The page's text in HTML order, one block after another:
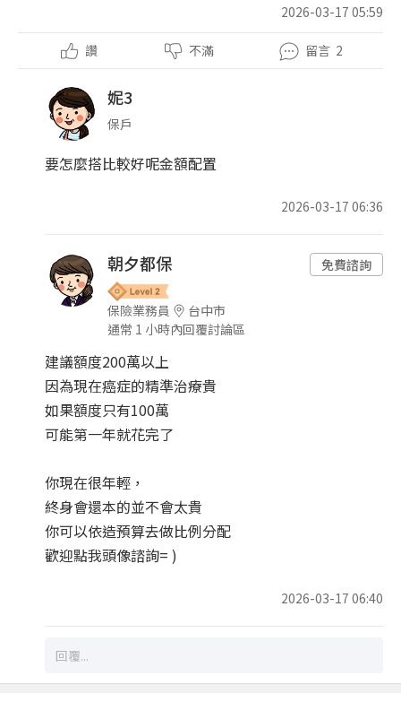
2026-03-17 05:59
讚 不滿 留言 2
妮3
保戶
要怎麼搭比較好呢金額配置
2026-03-17 06:36
朝夕都保
保險業務員
台中市
通常 1 小時內回覆討論區
免費諮詢
建議額度200萬以上
因為現在癌症的精準治療貴
如果額度只有100萬
可能第一年就花完了
你現在很年輕，
終身會還本的並不會太貴
你可以依造預算去做比例分配
歡迎點我頭像諮詢= )
2026-03-17 06:40